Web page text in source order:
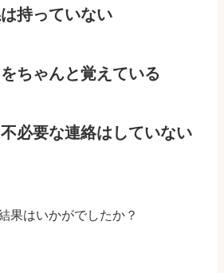
持っていない
ちゃんと覚えている
必要な連絡はしていない
果はいかがでしたか？